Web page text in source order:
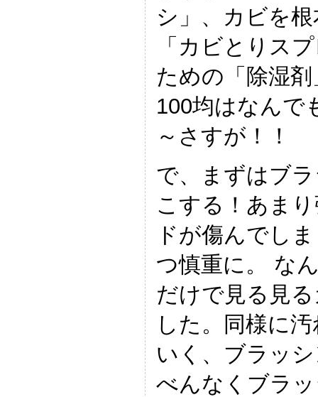
シ」、カビを
「カビとりス
ための「除湿
100均はなんで
～さすが！！
で、まずはブ
こする！あま
ドが傷んでし
つ慎重に。 な
だけで見る見
した。同様に
いく、ブラッ
べんなくブラ